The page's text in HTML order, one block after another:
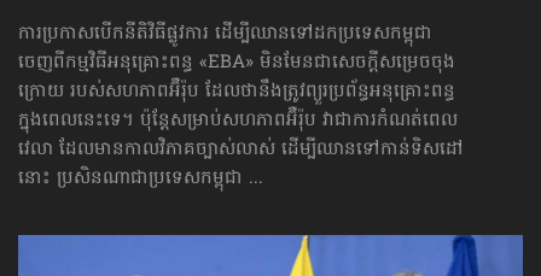
ការប្រកាសបើកនីតិវិធីផ្លូវការ ដើម្បីឈានទៅដកប្រទេសកម្ពុជា
ចេញពីកម្មវិធីអនុគ្រោះពន្ធ «EBA» មិនមែនជាសេចក្ដីសម្រេចចុង
ក្រោយ របស់សហភាពអ៊ឺរ៉ុប ដែលថានឹងត្រូវព្យួរប្រព័ន្ធអនុគ្រោះពន្ធ
ក្នុងពេលនេះទេ។ ប៉ុន្តែសម្រាប់សហភាពអ៊ឺរ៉ុប វាជាការកំណត់ពេល
វេលា ដែលមានកាលវិភាគច្បាស់លាស់ ដើម្បីឈានទៅកាន់ទិសដៅ
នោះ ប្រសិនណាជាប្រទេសកម្ពុជា ...